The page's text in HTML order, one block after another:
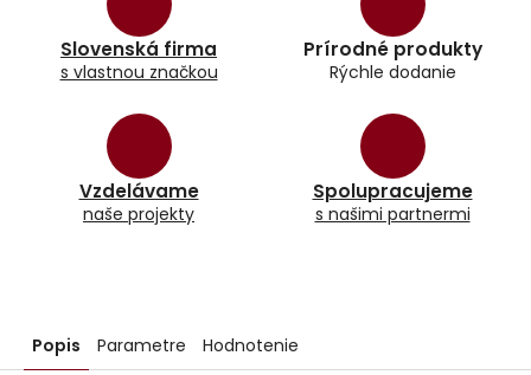
Slovenská firma
s vlastnou značkou
Prírodné produkty
Rýchle dodanie
Vzdelávame
naše projekty
Spolupracujeme
s našimi partnermi
Popis Parametre Hodnotenie